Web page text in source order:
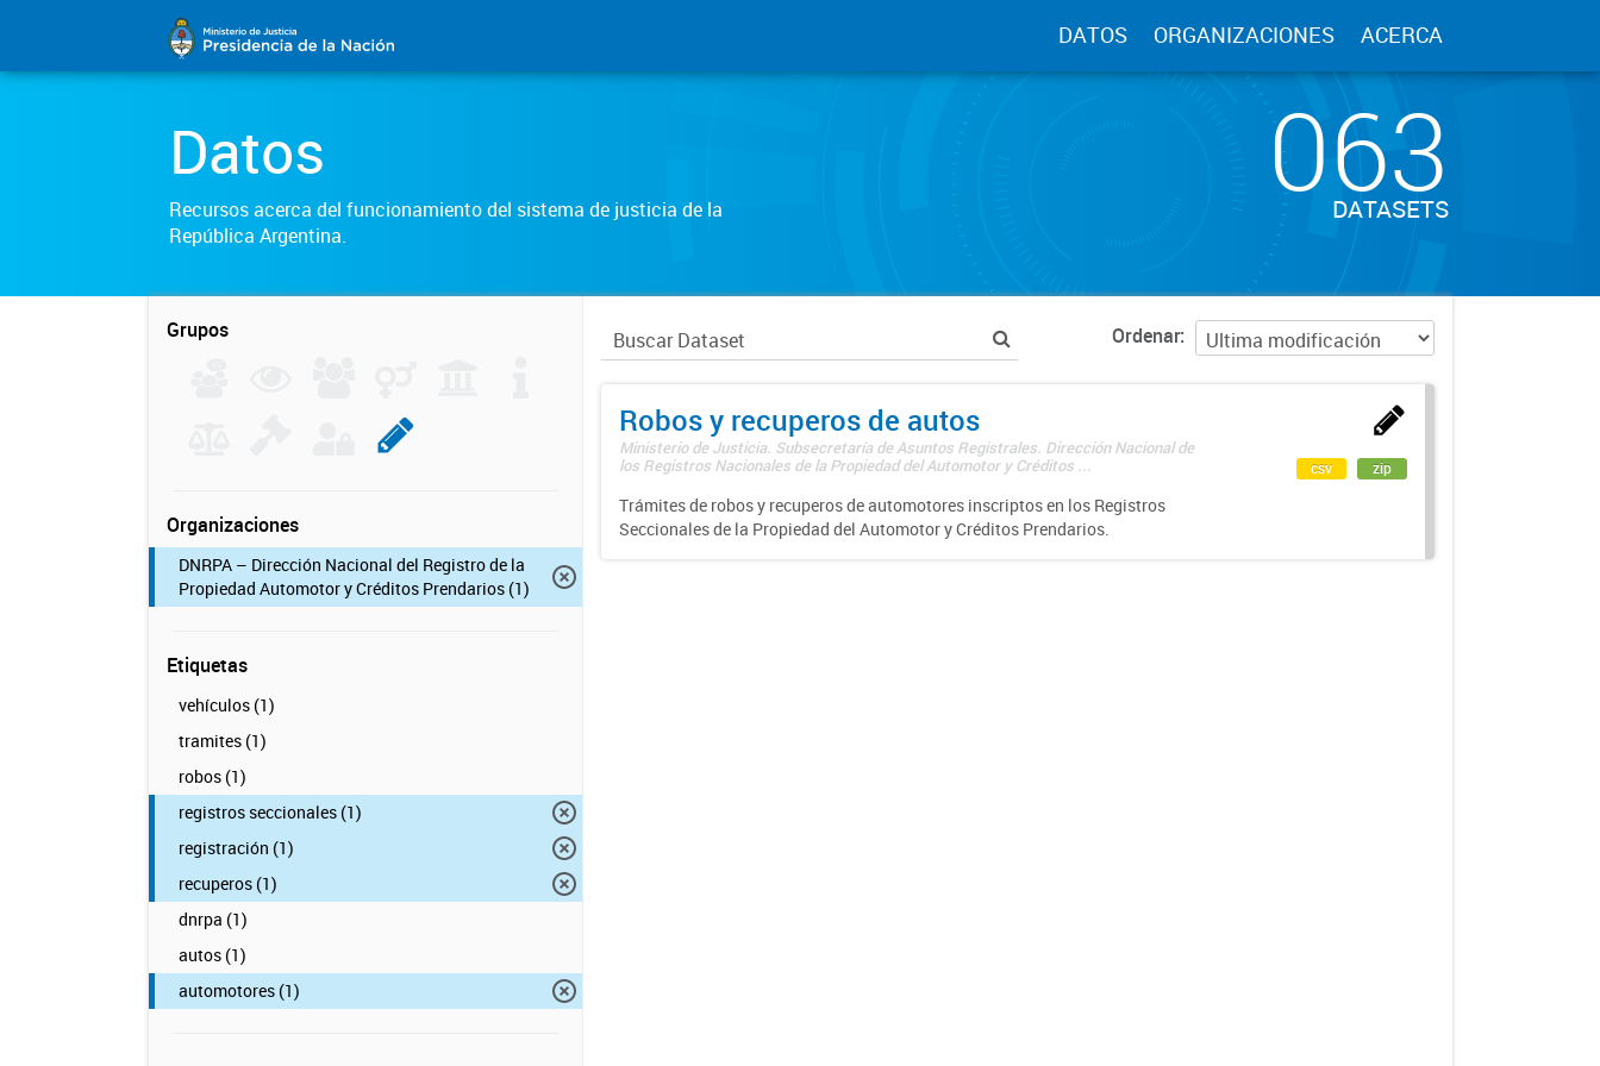
DATOS ORGANIZACIONES ACERCA
Datos
Recursos acerca del funcionamiento del sistema de justicia de la
República Argentina.
063
DATASETS
Grupos
Organizaciones
DNRPA – Dirección Nacional del Registro de la
Propiedad Automotor y Créditos Prendarios (1)
Etiquetas
vehículos (1)
tramites (1)
robos (1)
registros seccionales (1)
registración (1)
recuperos (1)
dnrpa (1)
autos (1)
automotores (1)
Ordenar
Robos y recuperos de autos
Ministerio de Justicia. Subsecretaría de Asuntos Registrales. Dirección Nacional de
los Registros Nacionales de la Propiedad del Automotor y Créditos ...
Trámites de robos y recuperos de automotores inscriptos en los Registros
Seccionales de la Propiedad del Automotor y Créditos Prendarios.
csv zip